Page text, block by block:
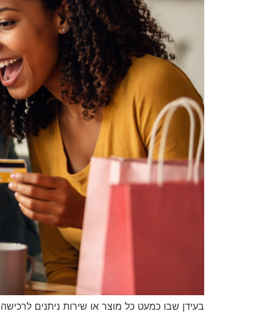
בעידן שבו כמעט כל מוצר או שירות ניתנים